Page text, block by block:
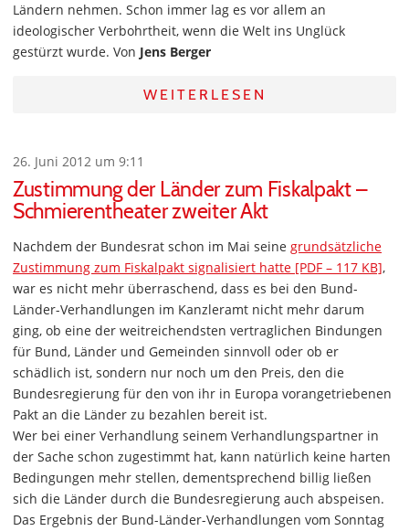
Ländern nehmen. Schon immer lag es vor allem an
ideologischer Verbohrtheit, wenn die Welt ins Unglück
gestürzt wurde. Von Jens Berger
WEITERLESEN
26. Juni 2012 um 9:11
Zustimmung der Länder zum Fiskalpakt –
Schmierentheater zweiter Akt
Nachdem der Bundesrat schon im Mai seine grundsätzliche
Zustimmung zum Fiskalpakt signalisiert hatte [PDF – 117 KB],
war es nicht mehr überraschend, dass es bei den Bund-
Länder-Verhandlungen im Kanzleramt nicht mehr darum
ging, ob eine der weitreichendsten vertraglichen Bindungen
für Bund, Länder und Gemeinden sinnvoll oder ob er
schädlich ist, sondern nur noch um den Preis, den die
Bundesregierung für den von ihr in Europa vorangetriebenen
Pakt an die Länder zu bezahlen bereit ist.
Wer bei einer Verhandlung seinem Verhandlungspartner in
der Sache schon zugestimmt hat, kann natürlich keine harten
Bedingungen mehr stellen, dementsprechend billig ließen
sich die Länder durch die Bundesregierung auch abspeisen.
Das Ergebnis der Bund-Länder-Verhandlungen vom Sonntag